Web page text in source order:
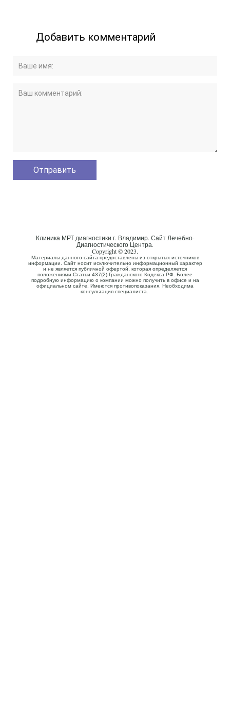
Добавить комментарий
Клиника МРТ диагностики г. Владимир. Сайт Лечебно-
Диагностического Центра.
Copyright © 2023.
Материалы данного сайта предоставлены из открытых источников
информации. Сайт носит исключительно информационный характер
и не является публичной офертой, которая определяется
положениями Статьи 437(2) Гражданского Кодекса РФ. Более
подробную информацию о компании можно получить в офисе и на
официальном сайте. Имеются противопоказания. Необходима
консультация специалиста..